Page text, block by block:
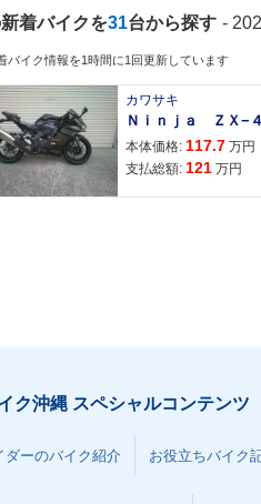
着バイクを31台から探す -
バイク情報を1時間に1回更新しています
カワサキ
本体価格: 117.7 万円
支払総額: 121 万円
ク沖縄 スペシャルコンテンツ
ダーのバイク紹介 お役立ちバイク